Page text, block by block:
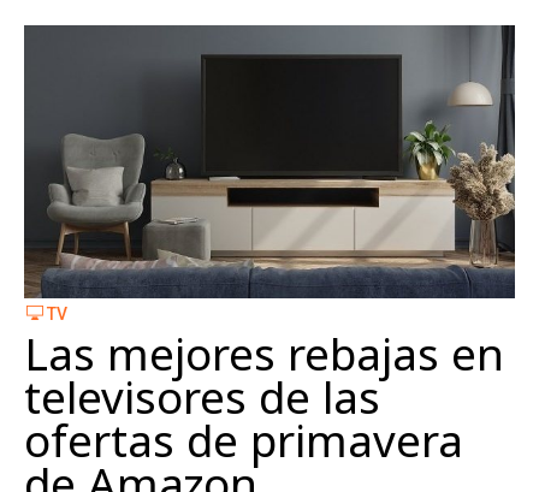
TV
Las mejores rebajas en
televisores de las
ofertas de primavera